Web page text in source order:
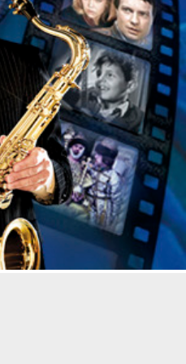
и высказать свою
они сочувствуют, но
по каждому конкретному
стране доступны
за тем, как
о том, кому же из
в большей степени.
итогам 2023 года по
несколько десятков
опросов
тысяч.
это «Интуиция».
после каждого
о том, что они сразу